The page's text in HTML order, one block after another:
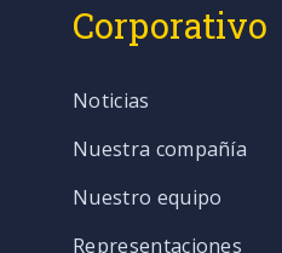
Corporativo
Noticias
Nuestra compañía
Nuestro equipo
Representaciones